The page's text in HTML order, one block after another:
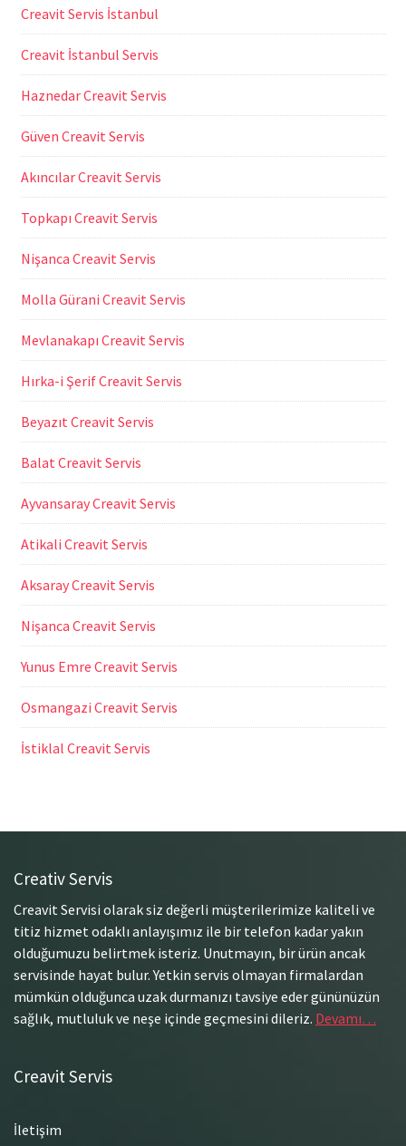
Creavit Servis İstanbul
Creavit İstanbul Servis
Haznedar Creavit Servis
Güven Creavit Servis
Akıncılar Creavit Servis
Topkapı Creavit Servis
Nişanca Creavit Servis
Molla Gürani Creavit Servis
Mevlanakapı Creavit Servis
Hırka-i Şerif Creavit Servis
Beyazıt Creavit Servis
Balat Creavit Servis
Ayvansaray Creavit Servis
Atikali Creavit Servis
Aksaray Creavit Servis
Nişanca Creavit Servis
Yunus Emre Creavit Servis
Osmangazi Creavit Servis
İstiklal Creavit Servis
Creativ Servis
Creavit Servisi olarak siz değerli müşterilerimize kaliteli ve
titiz hizmet odaklı anlayışımız ile bir telefon kadar yakın
olduğumuzu belirtmek isteriz. Unutmayın, bir ürün ancak
servisinde hayat bulur. Yetkin servis olmayan firmalardan
mümkün olduğunca uzak durmanızı tavsiye eder gününüzün
sağlık, mutluluk ve neşe içinde geçmesini dileriz. Devamı…
Creavit Servis
İletişim